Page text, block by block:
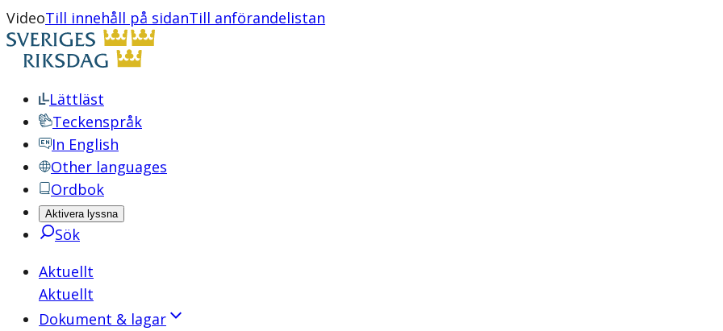
VideoTill innehåll på sidanTill anförandelistan
Lättläst
Teckenspråk
In English
Other languages
Ordbok
Aktivera lyssna
Sök
Aktuellt
Aktuellt
Dokument & lagar